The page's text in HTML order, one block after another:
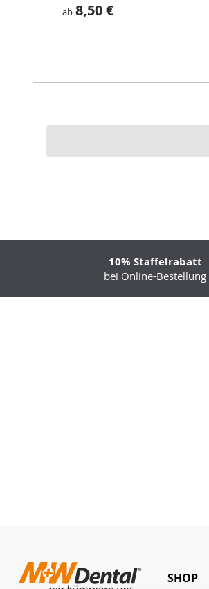
ab 8,50 €
10% Staffelrabatt
bei Online-Bestellung
SHOP